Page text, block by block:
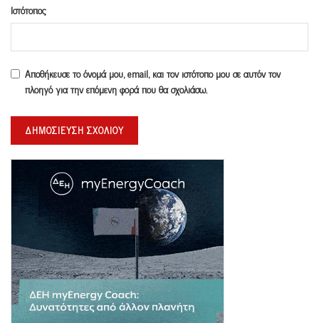
Ιστότοπος
Αποθήκευσε το όνομά μου, email, και τον ιστότοπο μου σε αυτόν τον
πλοηγό για την επόμενη φορά που θα σχολιάσω.